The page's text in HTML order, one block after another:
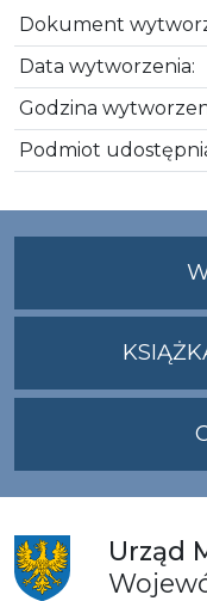
Dokument
Data wytworzenia:
Godzina
Podmiot
Urząd